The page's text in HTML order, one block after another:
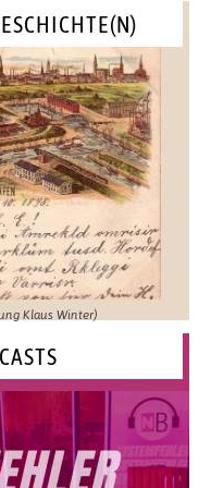
Klaus Winter)